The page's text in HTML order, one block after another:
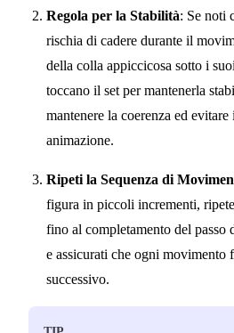
Regola per la Stabilità: Se noti
rischia di cadere durante il
della colla appiccicosa sotto i
toccano il set per mantenerla
mantenere la coerenza ed
animazione.
Ripeti la Sequenza di
figura in piccoli incrementi,
fino al completamento del passo
e assicurati che ogni movimento
successivo.